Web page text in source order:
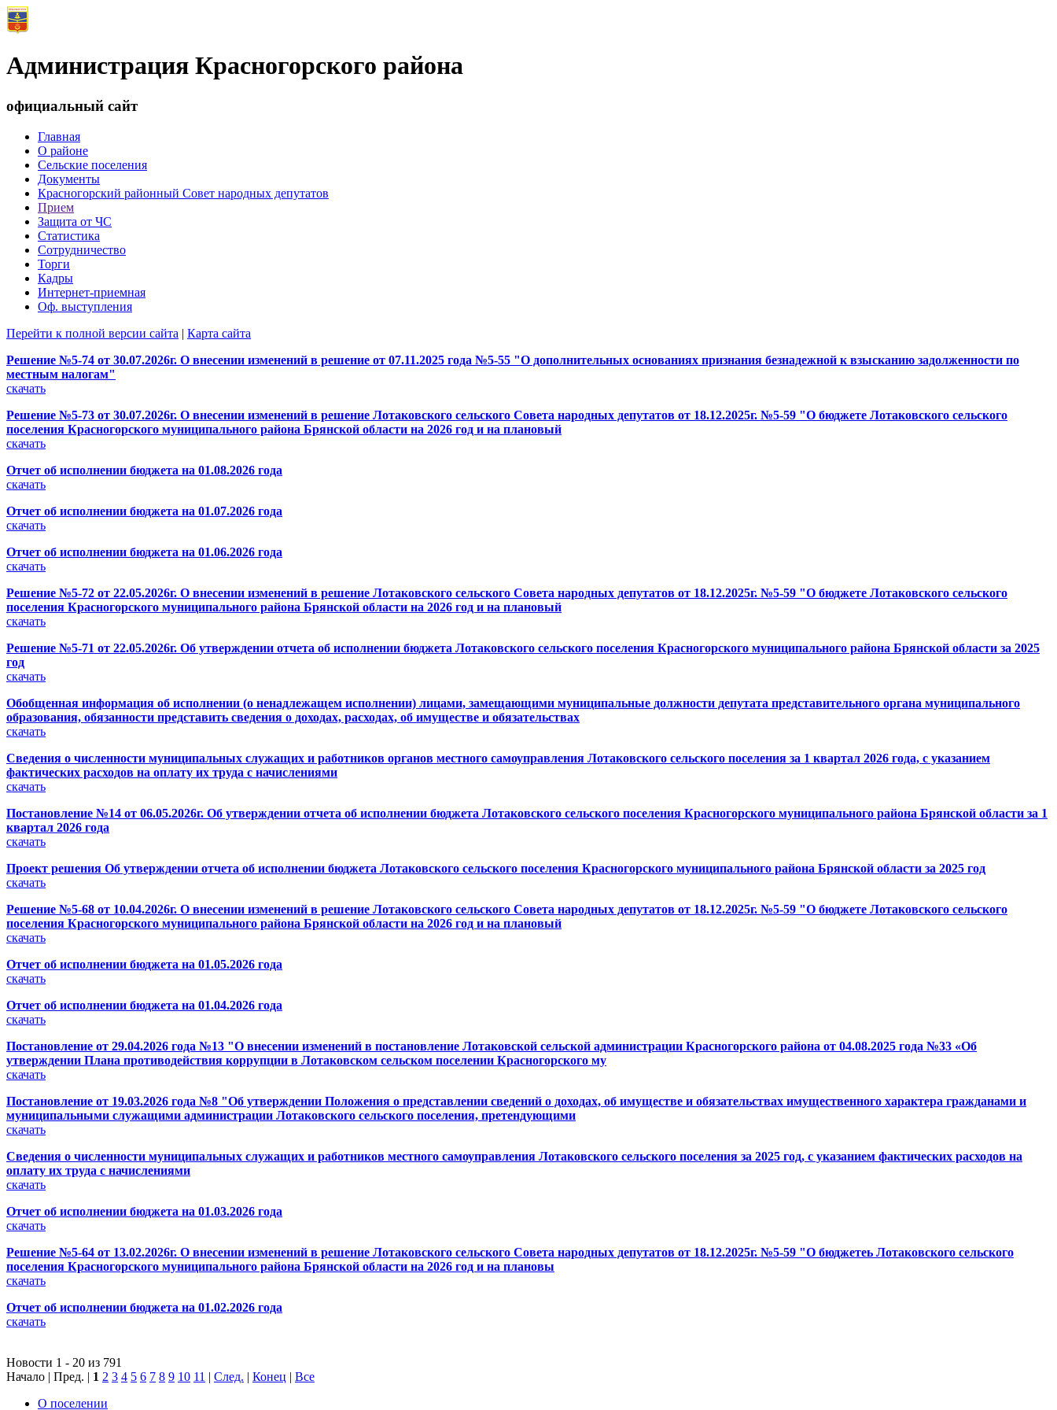
Администрация Красногорского района
официальный сайт
Главная
О районе
Сельские поселения
Документы
Красногорский районный Совет народных депутатов
Прием
Защита от ЧС
Статистика
Сотрудничество
Торги
Кадры
Интернет-приемная
Оф. выступления
Перейти к полной версии сайта | Карта сайта
Решение №5-74 от 30.07.2026г. О внесении изменений в решение от 07.11.2025 года №5-55 "О дополнительных основаниях признания безнадежной к взысканию задолженности по
местным налогам"
скачать
Решение №5-73 от 30.07.2026г. О внесении изменений в решение Лотаковского сельского Совета народных депутатов от 18.12.2025г. №5-59 "О бюджете Лотаковского сельского
поселения Красногорского муниципального района Брянской области на 2026 год и на плановый
скачать
Отчет об исполнении бюджета на 01.08.2026 года
скачать
Отчет об исполнении бюджета на 01.07.2026 года
скачать
Отчет об исполнении бюджета на 01.06.2026 года
скачать
Решение №5-72 от 22.05.2026г. О внесении изменений в решение Лотаковского сельского Совета народных депутатов от 18.12.2025г. №5-59 "О бюджете Лотаковского сельского
поселения Красногорского муниципального района Брянской области на 2026 год и на плановый
скачать
Решение №5-71 от 22.05.2026г. Об утверждении отчета об исполнении бюджета Лотаковского сельского поселения Красногорского муниципального района Брянской области за 2025
год
скачать
Обобщенная информация об исполнении (о ненадлежащем исполнении) лицами, замещающими муниципальные должности депутата представительного органа муниципального
образования, обязанности представить сведения о доходах, расходах, об имуществе и обязательствах
скачать
Сведения о численности муниципальных служащих и работников органов местного самоуправления Лотаковского сельского поселения за 1 квартал 2026 года, с указанием
фактических расходов на оплату их труда с начислениями
скачать
Постановление №14 от 06.05.2026г. Об утверждении отчета об исполнении бюджета Лотаковского сельского поселения Красногорского муниципального района Брянской области за 1
квартал 2026 года
скачать
Проект решения Об утверждении отчета об исполнении бюджета Лотаковского сельского поселения Красногорского муниципального района Брянской области за 2025 год
скачать
Решение №5-68 от 10.04.2026г. О внесении изменений в решение Лотаковского сельского Совета народных депутатов от 18.12.2025г. №5-59 "О бюджете Лотаковского сельского
поселения Красногорского муниципального района Брянской области на 2026 год и на плановый
скачать
Отчет об исполнении бюджета на 01.05.2026 года
скачать
Отчет об исполнении бюджета на 01.04.2026 года
скачать
Постановление от 29.04.2026 года №13 "О внесении изменений в постановление Лотаковской сельской администрации Красногорского района от 04.08.2025 года №33 «Об
утверждении Плана противодействия коррупции в Лотаковском сельском поселении Красногорского му
скачать
Постановление от 19.03.2026 года №8 "Об утверждении Положения о представлении сведений о доходах, об имуществе и обязательствах имущественного характера гражданами и
муниципальными служащими администрации Лотаковского сельского поселения, претендующими
скачать
Сведения о численности муниципальных служащих и работников местного самоуправления Лотаковского сельского поселения за 2025 год, с указанием фактических расходов на
оплату их труда с начислениями
скачать
Отчет об исполнении бюджета на 01.03.2026 года
скачать
Решение №5-64 от 13.02.2026г. О внесении изменений в решение Лотаковского сельского Совета народных депутатов от 18.12.2025г. №5-59 "О бюджетеь Лотаковского сельского
поселения Красногорского муниципального района Брянской области на 2026 год и на плановы
скачать
Отчет об исполнении бюджета на 01.02.2026 года
скачать
Новости 1 - 20 из 791
Начало | Пред. | 1 2 3 4 5 6 7 8 9 10 11 | След. | Конец | Все
О поселении